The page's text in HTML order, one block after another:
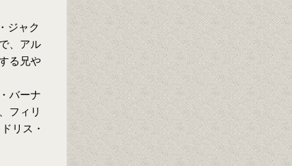
ジャク
、アル
る兄や
バーナ
フィリ
リス・